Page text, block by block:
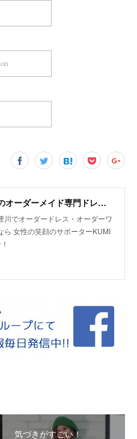
名古屋 豊橋のオーダーメイド専門ドレスデザイナー KUMI OHARA
でオーダードレス・オーダーワ
ら 女性の笑顔のサポーターKUMI
気づきがすごい！